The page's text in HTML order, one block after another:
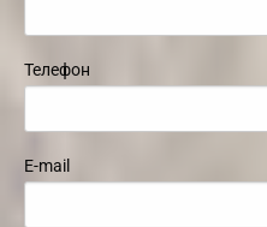
Телефон
E-mail